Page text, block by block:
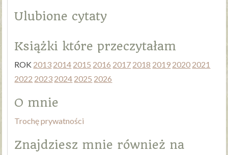
Ulubione cytaty
Książki które przeczytałam
ROK 2013 2014 2015 2016 2017 2018 2019 2020 2021
2022 2023 2024 2025 2026
O mnie
Trochę prywatności
Znajdziesz mnie również na